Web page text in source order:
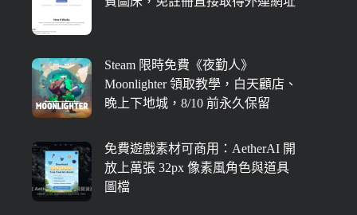
Steam 限時免費《夜勤人》
Moonlighter 領取教學，白天顧店、
晚上下地城，8/10 前永久保留
免費遊戲素材可商用：AetherAI 開
放上萬張 32px 像素風角色與道具
圖檔